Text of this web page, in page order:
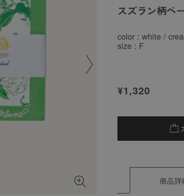
スズラン柄ペ
color : white /
size : F
¥1,320
商品詳